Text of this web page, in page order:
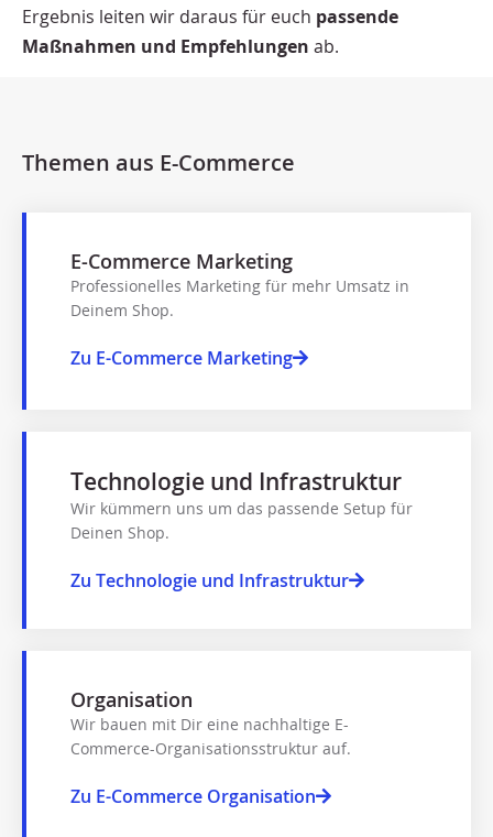
Ergebnis leiten wir daraus für euch passende
Maßnahmen und Empfehlungen ab.
Themen aus E-Commerce
E-Commerce Marketing
Professionelles Marketing für mehr Umsatz in
Deinem Shop.
Zu E-Commerce Marketing
Technologie und Infrastruktur
Wir kümmern uns um das passende Setup für
Deinen Shop.
Zu Technologie und Infrastruktur
Organisation
Wir bauen mit Dir eine nachhaltige E-
Commerce-Organisationsstruktur auf.
Zu E-Commerce Organisation